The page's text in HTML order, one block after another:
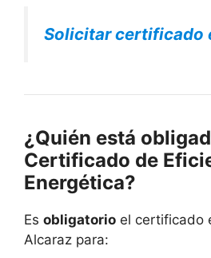
Solicitar certificado
¿Quién está
Certificado de
Energética?
Es obligatorio el certificado
Alcaraz para: